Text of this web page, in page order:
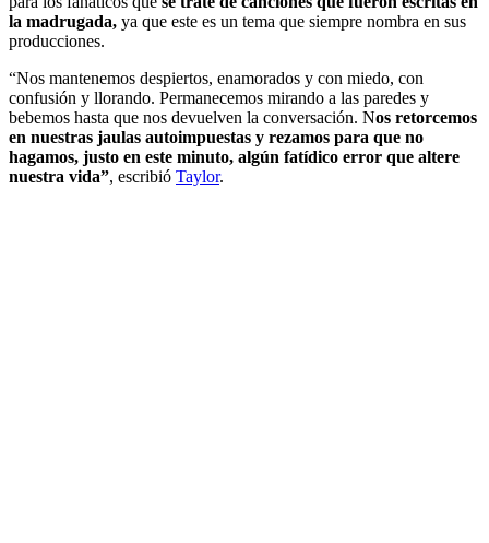
la madrugada, ya que este es un tema que siempre nombra en sus
producciones.
“Nos mantenemos despiertos, enamorados y con miedo, con
confusión y llorando. Permanecemos mirando a las paredes y
bebemos hasta que nos devuelven la conversación. Nos retorcemos
en nuestras jaulas autoimpuestas y rezamos para que no
hagamos, justo en este minuto, algún fatídico error que altere
nuestra vida”, escribió Taylor.